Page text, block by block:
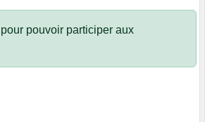
pour pouvoir participer aux